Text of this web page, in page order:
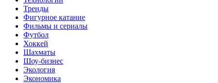
Тренды
Фигурное катание
Фильмы и сериалы
Футбол
Хоккей
Шахматы
Шоу-бизнес
Экология
Экономика